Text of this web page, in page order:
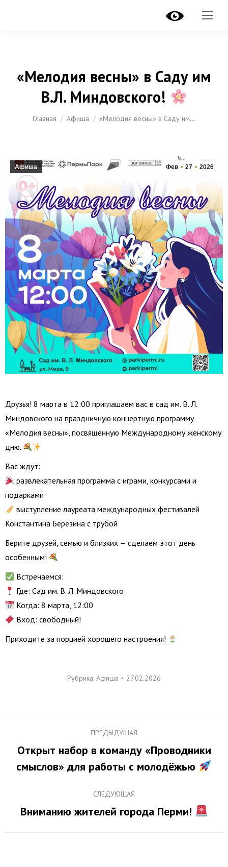
«Мелодия весны» в Саду им
В.Л. Миндовского!
Вы здесь:
Главная Афиша «Мелодия весны» в Саду им…
Фев 27 2026
Афиша
Друзья! 8 марта в 12:00 приглашаем вас в сад им. В. Л.
Миндовского на праздничную концертную программу
«Мелодия весны», посвященную Международному женскому
дню.
Вас ждут:
развлекательная программа с играми, конкурсами и
подарками
выступление лауреата международных фестивалей
Константина Березина с трубой
Берите друзей, семью и близких — сделаем этот день
особенным!
Встречаемся:
Где: Сад им. В. Л. Миндовского
Когда: 8 марта, 12:00
Вход: свободный!
Приходите за порцией хорошего настроения!
Рубрика: Афиша 27.02.2026
по
записям
ПРЕДЫДУЩАЯ
Предыдущая
запись:
Открыт набор в команду «Проводники
смыслов» для работы с молодёжью
СЛЕДУЮЩАЯ
Следующая
Вниманию жителей города Перми!